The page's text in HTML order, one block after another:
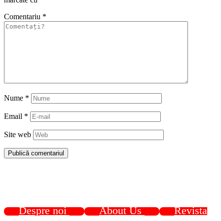
Comentariu *
Nume *
Email *
Site web
Despre noi About Us
Revista